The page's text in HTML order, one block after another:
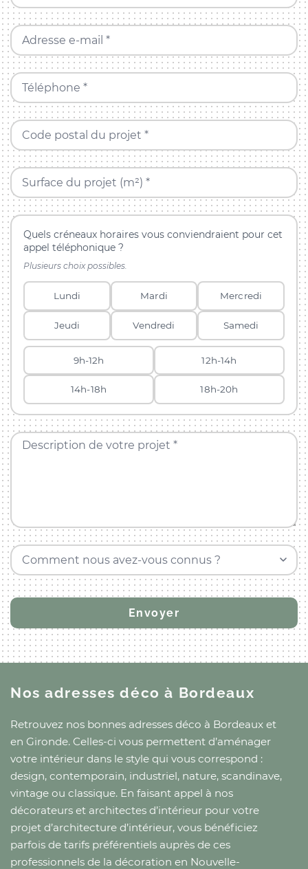
Adresse e-mail *
Téléphone *
Code postal du projet *
Surface du projet (m²) *
Quels créneaux horaires vous conviendraient pour cet
appel téléphonique ?
Plusieurs choix possibles.
Lundi Mardi Mercredi
Jeudi Vendredi Samedi
9h-12h 12h-14h
14h-18h 18h-20h
Description de votre projet *
Comment nous avez-vous connus ?
Nos adresses décoà Bordeaux
Retrouvez nos bonnes adresses déco à Bordeaux et
en Gironde. Celles-ci vous permettent d’aménager
votre intérieur dans le style qui vous correspond :
design, contemporain, industriel, nature, scandinave,
vintage ou classique. En faisant appel à nos
décorateurs et architectes d’intérieur pour votre
projet d’architecture d’intérieur, vous bénéficiez
parfois de tarifs préférentiels auprès de ces
professionnels de la décoration en Nouvelle-